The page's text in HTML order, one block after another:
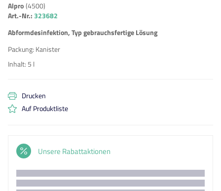
Unsere Rabattaktionen
Alpro(4500)
Art.-Nr.: 323682
Abformdesinfektion, Typ gebrauchsfertige Lösung
Packung: Kanister
Inhalt: 5 l
Drucken
Auf Produktliste